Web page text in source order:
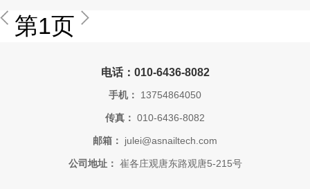
第1页
电话：010-6436-8082
手机： 13754864050
传真： 010-6436-8082
邮箱： julei@asnailtech.com
公司地址： 崔各庄观唐东路观唐5-215号